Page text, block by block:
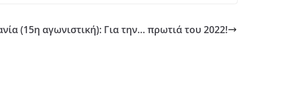
(15η αγωνιστική): Για την… πρωτιά του 2022!